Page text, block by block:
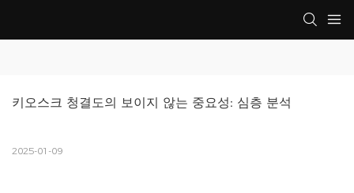
키오스크 청결도의 보이지 않는 중요성: 심층 분석
2025-01-09